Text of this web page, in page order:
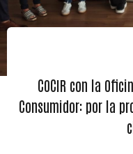
COCIR con la
Consumidor: por la